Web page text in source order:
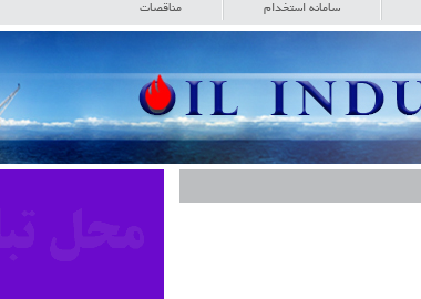
سامانه استخدام مناقصات